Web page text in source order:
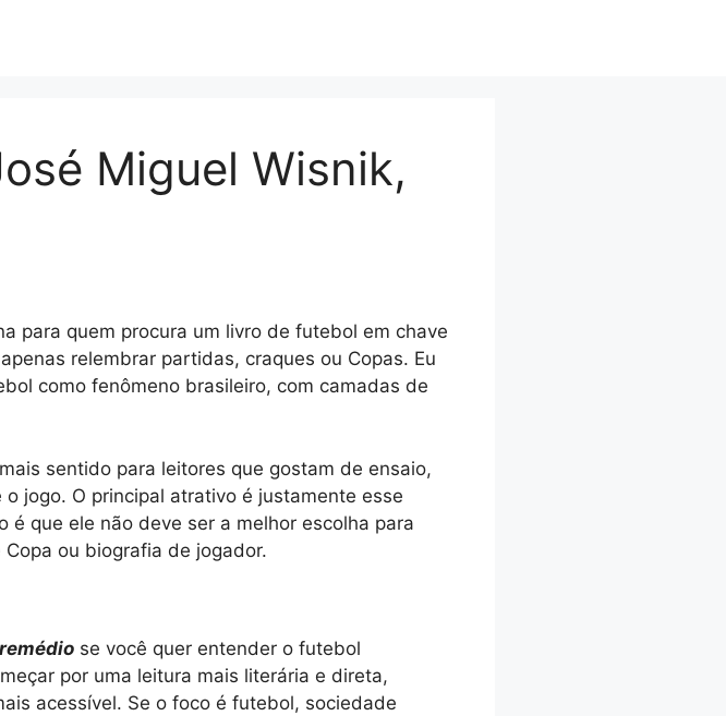
Miguel Wisnik,
para quem procura um livro de futebol em chave
relembrar partidas, craques ou Copas. Eu
como fenômeno brasileiro, com camadas de
sentido para leitores que gostam de ensaio,
jogo. O principal atrativo é justamente esse
que ele não deve ser a melhor escolha para
ou biografia de jogador.
se você quer entender o futebol
por uma leitura mais literária e direta,
acessível. Se o foco é futebol, sociedade